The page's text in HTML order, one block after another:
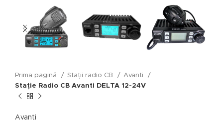
Prima pagină Stații radio CB
Avanti
Stație Radio CB Avanti DELTA 12-24V
Avanti